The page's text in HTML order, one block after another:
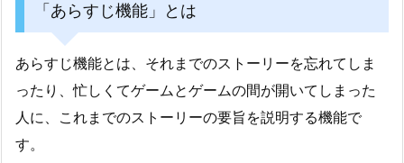
「あらすじ機能」とは
あらすじ機能とは、それまでのストーリーを忘れてしま
ったり、忙しくてゲームとゲームの間が開いてしまった
人に、これまでのストーリーの要旨を説明する機能で
す。